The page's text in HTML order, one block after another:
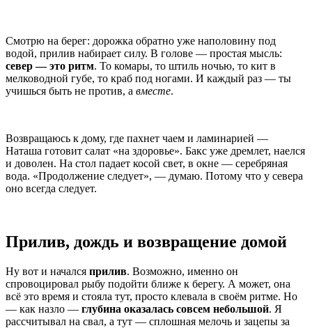
Смотрю на берег: дорожка обратно уже наполовину под
водой, прилив набирает силу. В голове — простая мысль:
север — это ритм. То комары, то штиль ночью, то кит в
мелководной губе, то краб под ногами. И каждый раз — ты
учишься быть не против, а вместе.
Возвращаюсь к дому, где пахнет чаем и ламинарией —
Наташа готовит салат «на здоровье». Бакс уже дремлет, наелся
и доволен. На стол падает косой свет, в окне — серебряная
вода. «Продолжение следует», — думаю. Потому что у севера
оно всегда следует.
Прилив, дождь и возвращение домой
Ну вот и начался прилив. Возможно, именно он
спровоцировал рыбу подойти ближе к берегу. А может, она
всё это время и стояла тут, просто клевала в своём ритме. Но
— как назло — глубина оказалась совсем небольшой. Я
рассчитывал на свал, а тут — сплошная мелочь и зацепы за